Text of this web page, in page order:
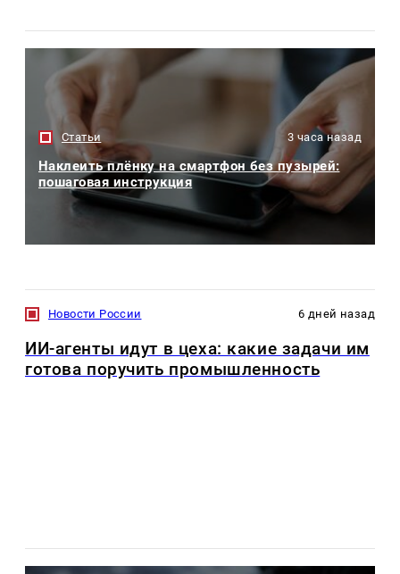
Статьи 3 часа назад
Наклеить плёнку на смартфон без пузырей:
пошаговая инструкция
Новости России 6 дней назад
ИИ-агенты идут в цеха: какие задачи им
готова поручить промышленность